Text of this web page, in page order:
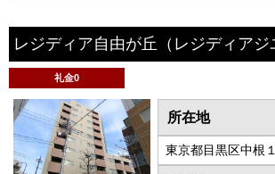
レジディア自由が丘 （レジディアジ
礼金0
所在地
東京都目黒区中根